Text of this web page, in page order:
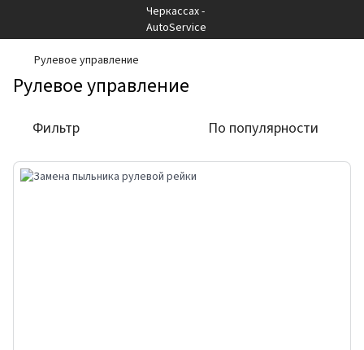
Рулевое управление
Рулевое управление
Фильтр По популярности